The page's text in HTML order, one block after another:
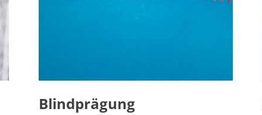
Blindprägung